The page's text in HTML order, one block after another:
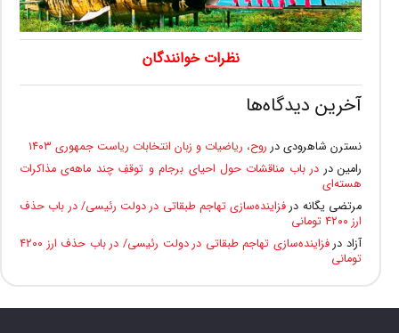
نظرات خوانندگان
آخرین دیدگاه‌ها
نسترن شاهرودی در روح، ریاضیات و زبان انتخابات ریاست جمهوری ۱۴۰۳
رامیندر در باب مناقشات حول احیای برجام و توقفِ چند ماهه‌ی مذاکرات
هسته‌ای
مرتضی یگانه درفزاینده‌سازی تهاجم طبقاتی در دولت رئیسی/ در باب حذف
ارز ۴۲۰۰ تومانی
آزاددر
فزاینده‌سازی تهاجم طبقاتی در دولت رئیسی/ در باب حذف ارز ۴۲۰۰
تومانی